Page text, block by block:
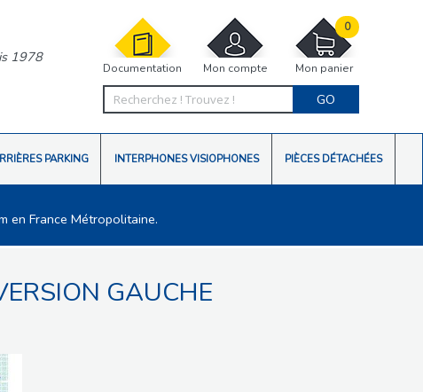
Documentation Mon compte Mon panier
0
GO
1978
PARKING INTERPHONES VISIOPHONES PIÈCES DÉTACHÉES
en France Métropolitaine.
GAUCHE